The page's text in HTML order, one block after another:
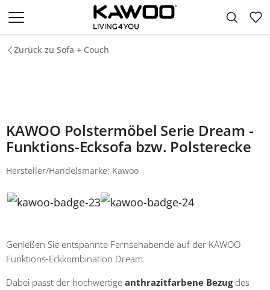
Zum Hauptinhalt springen
Zurück zu Sofa + Couch
KAWOO Polstermöbel Serie Dream -
Funktions-Ecksofa bzw. Polsterecke
Hersteller/Handelsmarke: Kawoo
Genießen Sie entspannte Fernsehabende auf der KAWOO
Funktions-Eckkombination Dream.
Dabei passt der hochwertige anthrazitfarbene Bezug des